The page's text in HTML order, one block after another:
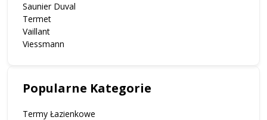
Saunier Duval
Termet
Vaillant
Viessmann
Popularne Kategorie
Termy Łazienkowe